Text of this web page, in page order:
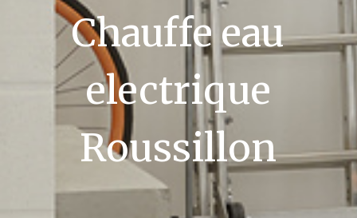
Chauffe eau
electrique
Roussillon